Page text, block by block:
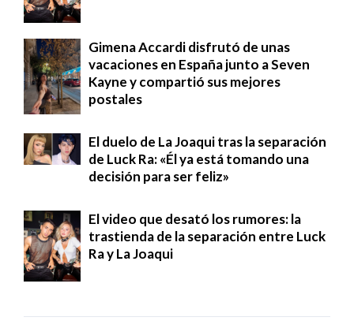
Gimena Accardi disfrutó de unas
vacaciones en España junto a Seven
Kayne y compartió sus mejores
postales
El duelo de La Joaqui tras la separación
de Luck Ra: «Él ya está tomando una
decisión para ser feliz»
El video que desató los rumores: la
trastienda de la separación entre Luck
Ra y La Joaqui